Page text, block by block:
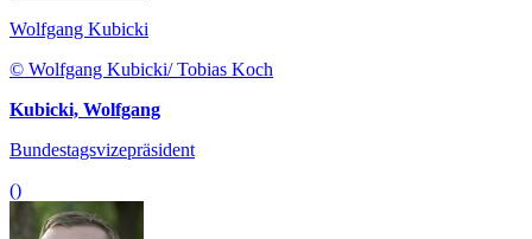
Wolfgang Kubicki
© Wolfgang Kubicki/ Tobias Koch
Kubicki, Wolfgang
Bundestagsvizepräsident
()